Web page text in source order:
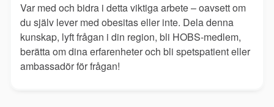
Var med och bidra i detta viktiga arbete – oavsett om
du själv lever med obesitas eller inte. Dela denna
kunskap, lyft frågan i din region, bli HOBS-medlem,
berätta om dina erfarenheter och bli spetspatient eller
ambassadör för frågan!